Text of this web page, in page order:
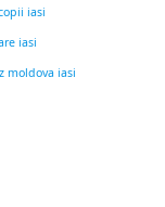
iasi
iasi
moldova iasi